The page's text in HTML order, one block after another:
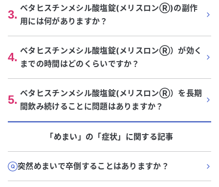
3. ベタヒスチンメシル酸塩錠(メリスロンⓇ)の副作
用には何がありますか？
4. ベタヒスチンメシル酸塩錠(メリスロンⓇ）が効く
までの時間はどのくらいですか？
5. ベタヒスチンメシル酸塩錠(メリスロンⓇ）を長期
間飲み続けることに問題はありますか？
「めまい」 の「症状」に関する記事
突然めまいで卒倒することはありますか？